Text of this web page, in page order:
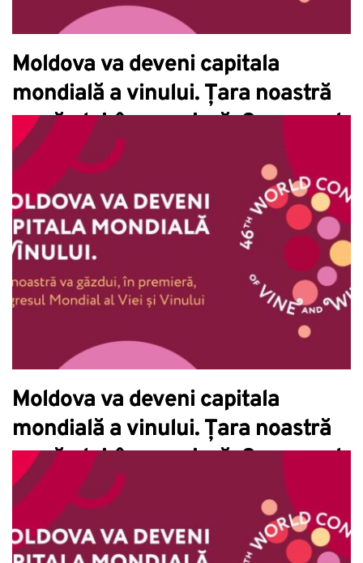
Moldova va deveni capitala
mondială a vinului. Țara noastră
va găzdui, în premieră, Congresul
Mondial al Viei și Vinului
Moldova va deveni capitala
mondială a vinului. Țara noastră
va găzdui, în premieră, Congresul
Mondial al Viei și Vinului